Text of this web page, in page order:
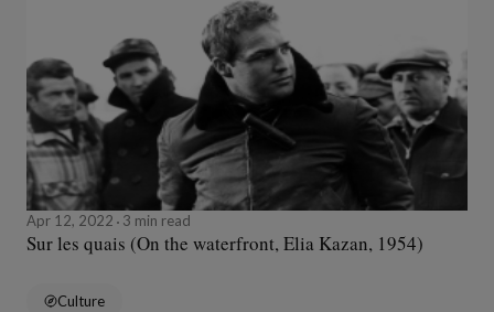
Apr 12, 2022 3 min read
Sur les quais (On the waterfront, Elia Kazan, 1954)
Culture